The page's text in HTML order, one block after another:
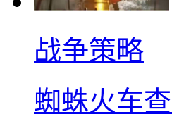
战争策略
蜘蛛火车